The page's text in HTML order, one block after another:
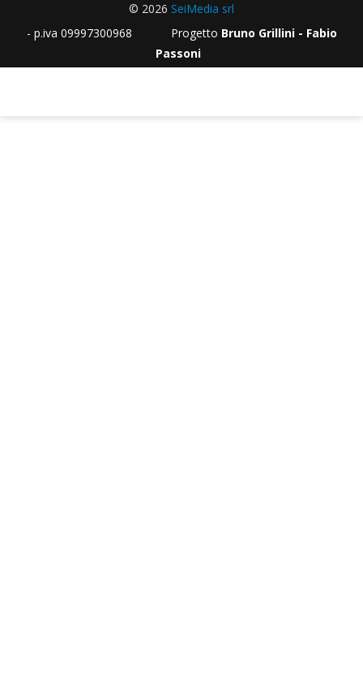
© 2026 SeiMedia srl
- p.iva 09997300968 Progetto Bruno Grillini - Fabio
Passoni